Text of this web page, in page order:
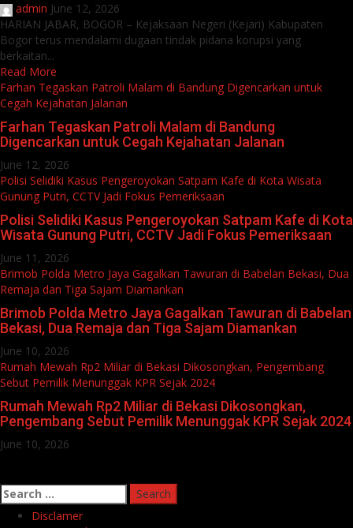
admin June 12, 2026
HARIAN JABAR, BOGOR – Kejaksaan Negeri (Kejari) Kabupaten
Bogor terus mendalami dugaan tindak pidana korupsi yang
berkaitan...
Read More
Farhan Tegaskan Patroli Malam di Bandung Digencarkan untuk
Cegah Kejahatan Jalanan
Farhan Tegaskan Patroli Malam di Bandung
Digencarkan untuk Cegah Kejahatan Jalanan
June 12, 2026
Polisi Selidiki Kasus Pengeroyokan Satpam Kafe di Kota Wisata
Gunung Putri, CCTV Jadi Fokus Pemeriksaan
Polisi Selidiki Kasus Pengeroyokan Satpam Kafe di Kota
Wisata Gunung Putri, CCTV Jadi Fokus Pemeriksaan
June 11, 2026
Brimob Polda Metro Jaya Gagalkan Tawuran di Babelan Bekasi, Dua
Remaja dan Tiga Sajam Diamankan
Brimob Polda Metro Jaya Gagalkan Tawuran di Babelan
Bekasi, Dua Remaja dan Tiga Sajam Diamankan
June 10, 2026
Rumah Mewah Rp2 Miliar di Bekasi Dikosongkan, Pengembang
Sebut Pemilik Menunggak KPR Sejak 2024
Rumah Mewah Rp2 Miliar di Bekasi Dikosongkan,
Pengembang Sebut Pemilik Menunggak KPR Sejak 2024
June 10, 2026
Search
for:
Disclamer